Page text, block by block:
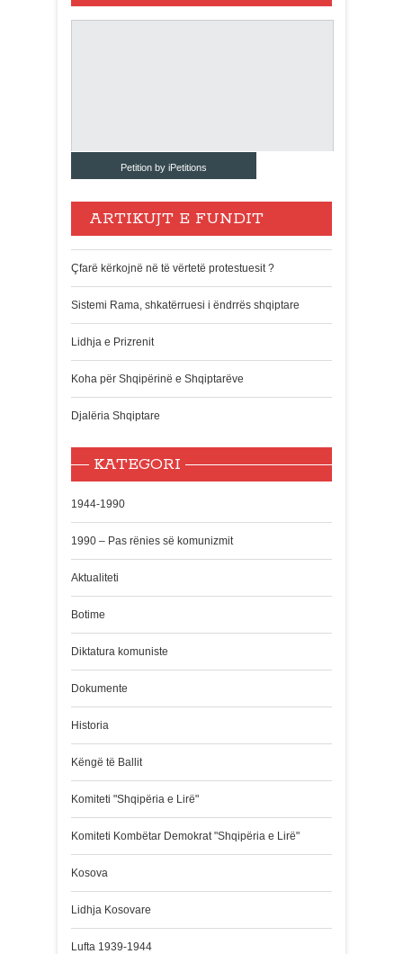
Petition by iPetitions
ARTIKUJT E FUNDIT
Çfarë kërkojnë në të vërtetë protestuesit ?
Sistemi Rama, shkatërruesi i ëndrrës shqiptare
Lidhja e Prizrenit
Koha për Shqipërinë e Shqiptarëve
Djalëria Shqiptare
KATEGORI
1944-1990
1990 – Pas rënies së komunizmit
Aktualiteti
Botime
Diktatura komuniste
Dokumente
Historia
Këngë të Ballit
Komiteti "Shqipëria e Lirë"
Komiteti Kombëtar Demokrat "Shqipëria e Lirë"
Kosova
Lidhja Kosovare
Lufta 1939-1944